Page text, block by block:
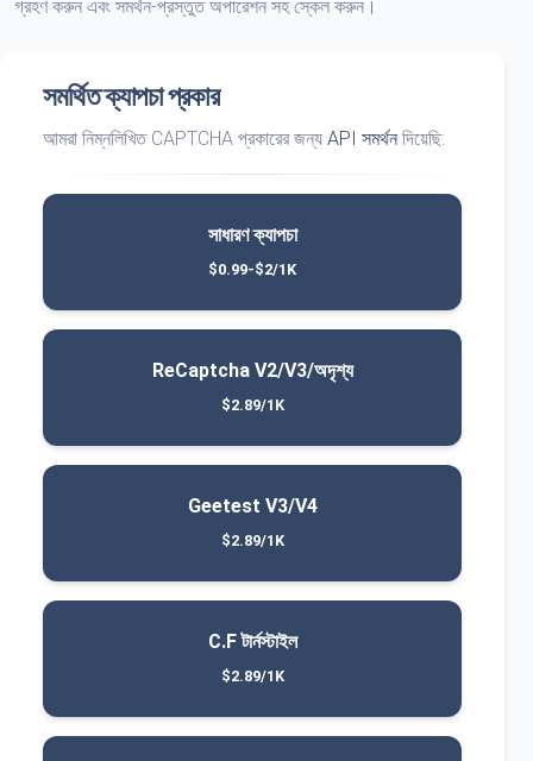
গ্রহণ করুন এবং সমর্থন-প্রস্তুত অপারেশন সহ স্কেল করুন।
সমর্থিত ক্যাপচা প্রকার
আমরা নিম্নলিখিত CAPTCHA প্রকারের জন্য API সমর্থন দিয়েছি:
সাধারণ ক্যাপচা
$0.99-$2/1K
ReCaptcha V2/V3/অদৃশ্য
$2.89/1K
Geetest V3/V4
$2.89/1K
C.F টার্নস্টাইল
$2.89/1K